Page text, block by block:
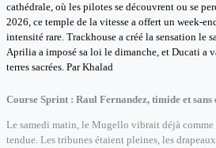
cathédrale, où les pilotes se découvrent ou se
2026, ce temple de la vitesse a offert un week-
intensité rare. Trackhouse a créé la sensation le
Aprilia a imposé sa loi le dimanche, et Ducati a
terres sacrées. Par Khalad
Course Sprint : Raul Fernandez, timide et sans
Le samedi matin, le Mugello vibrait déjà comme
tendue. Les tribunes étaient pleines, les